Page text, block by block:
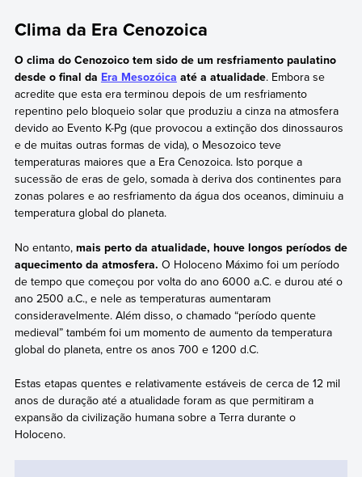
Clima da Era Cenozoica
O clima do Cenozoico tem sido de um resfriamento paulatino
desde o final da Era Mesozóica até a atualidade. Embora se
acredite que esta era terminou depois de um resfriamento
repentino pelo bloqueio solar que produziu a cinza na atmosfera
devido ao Evento K-Pg (que provocou a extinção dos dinossauros
e de muitas outras formas de vida), o Mesozoico teve
temperaturas maiores que a Era Cenozoica. Isto porque a
sucessão de eras de gelo, somada à deriva dos continentes para
zonas polares e ao resfriamento da água dos oceanos, diminuiu a
temperatura global do planeta.
No entanto, mais perto da atualidade, houve longos períodos de
aquecimento da atmosfera. O Holoceno Máximo foi um período
de tempo que começou por volta do ano 6000 a.C. e durou até o
ano 2500 a.C., e nele as temperaturas aumentaram
consideravelmente. Além disso, o chamado “período quente
medieval” também foi um momento de aumento da temperatura
global do planeta, entre os anos 700 e 1200 d.C.
Estas etapas quentes e relativamente estáveis de cerca de 12 mil
anos de duração até a atualidade foram as que permitiram a
expansão da civilização humana sobre a Terra durante o
Holoceno.